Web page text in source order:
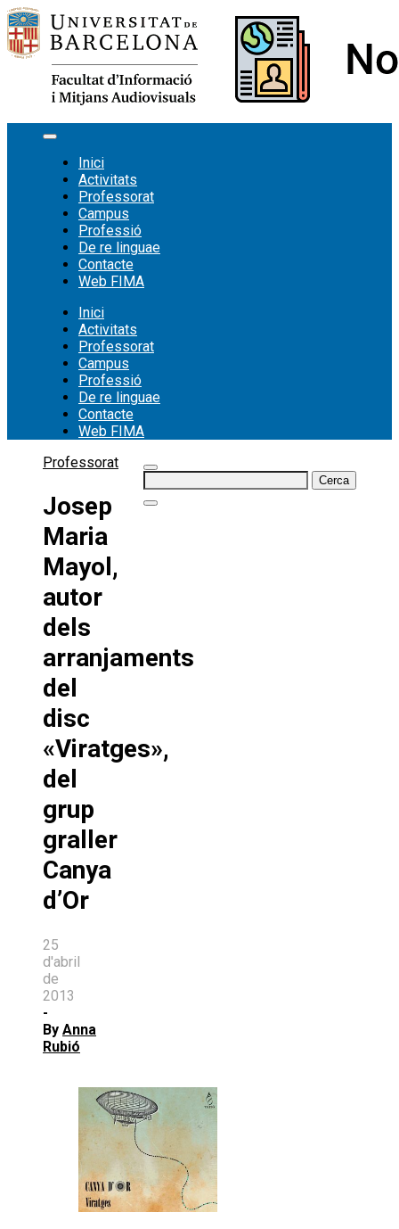
Vés
al
contingut
Inici
Activitats
Professorat
Campus
Professió
De re linguae
Contacte
Web FIMA
Inici
Activitats
Professorat
Campus
Professió
De re linguae
Contacte
Web FIMA
Cerca:
Professorat
Josep
Maria
Mayol,
autor
dels
arranjaments
del
disc
«Viratges»,
del
grup
graller
Canya
d’Or
25
d'abril
de
2013
-
By Anna
Rubió